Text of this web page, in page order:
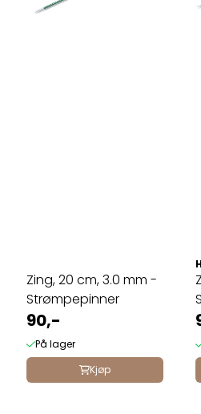
Zing, 20 cm, 3.0 mm -
Strømpepinner
90,-
På lager
Kjøp